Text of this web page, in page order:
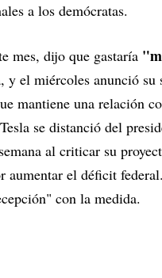
a los demócratas.
mes, dijo que gastaría
y el miércoles anunció su
mantiene una relación
se distanció del
al criticar su
aumentar el déficit
con la medida.